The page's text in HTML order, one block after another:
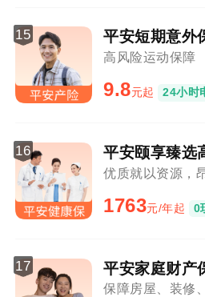
15 平安短期意外
高风险运动保障
9.8元起 24小时
16 平安颐享臻选
优质就以资源，
1763元/年起 0
17 平安家庭财产
保障房屋、装修